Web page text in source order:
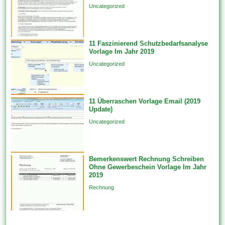
einzigen Datenquelle auf...Uncategorized
11 Faszinierend Schutzbedarfsanalyse
Vorlage Im Jahr 2019
Uncategorized
11 Überraschen Vorlage Email (2019
Update)
Uncategorized
Bemerkenswert Rechnung Schreiben
Ohne Gewerbeschein Vorlage Im Jahr
2019
Rechnung